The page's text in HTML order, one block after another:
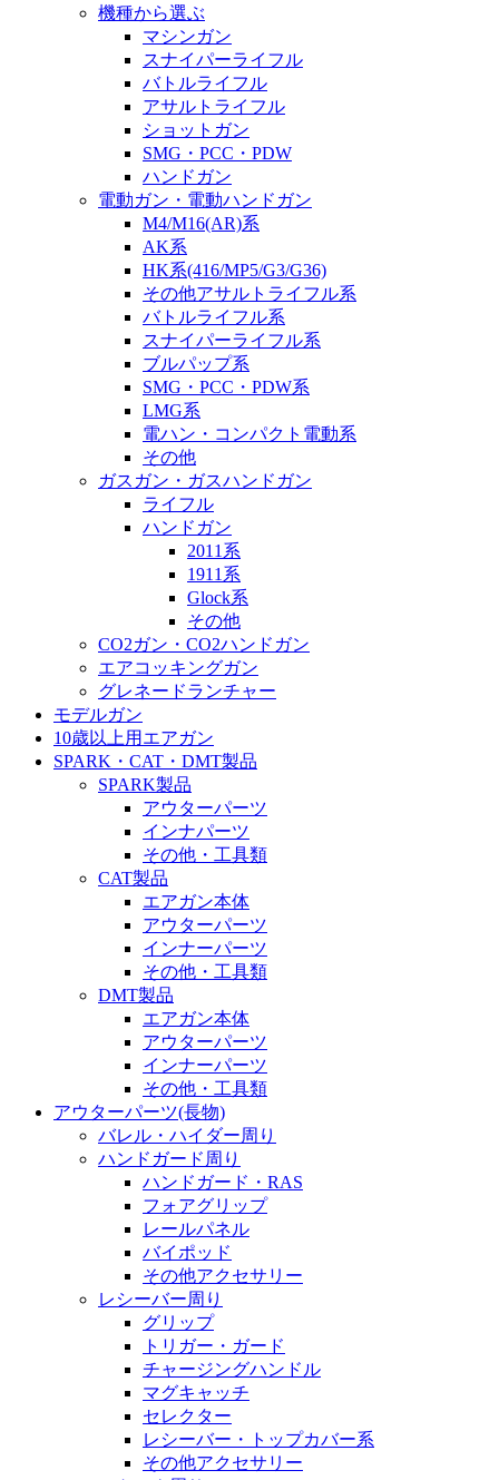
機種から選ぶ
マシンガン
スナイパーライフル
バトルライフル
アサルトライフル
ショットガン
SMG・PCC・PDW
ハンドガン
電動ガン・電動ハンドガン
M4/M16(AR)系
AK系
HK系(416/MP5/G3/G36)
その他アサルトライフル系
バトルライフル系
スナイパーライフル系
ブルパップ系
SMG・PCC・PDW系
LMG系
電ハン・コンパクト電動系
その他
ガスガン・ガスハンドガン
ライフル
ハンドガン
2011系
1911系
Glock系
その他
CO2ガン・CO2ハンドガン
エアコッキングガン
グレネードランチャー
モデルガン
10歳以上用エアガン
SPARK・CAT・DMT製品
SPARK製品
アウターパーツ
インナパーツ
その他・工具類
CAT製品
エアガン本体
アウターパーツ
インナーパーツ
その他・工具類
DMT製品
エアガン本体
アウターパーツ
インナーパーツ
その他・工具類
アウターパーツ(長物)
バレル・ハイダー周り
ハンドガード周り
ハンドガード・RAS
フォアグリップ
レールパネル
バイポッド
その他アクセサリー
レシーバー周り
グリップ
トリガー・ガード
チャージングハンドル
マグキャッチ
セレクター
レシーバー・トップカバー系
その他アクセサリー